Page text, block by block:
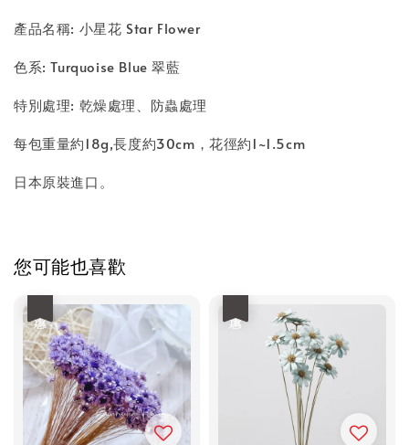
產品名稱: 小星花 Star Flower
色系: Turquoise Blue 翠藍
特別處理: 乾燥處理、防蟲處理
每包重量約18g,長度約30cm，花徑約1~1.5cm
日本原裝進口。
您可能也喜歡